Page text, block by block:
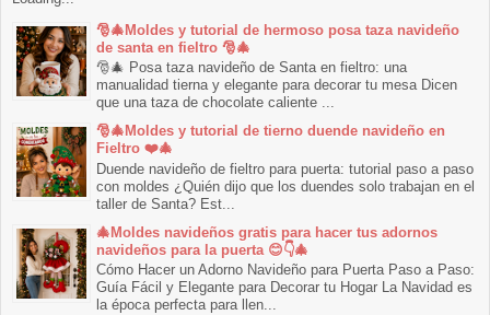
🎅🎄Moldes y tutorial de hermoso posa taza navideño
de santa en fieltro 🎅🎄
🎅🎄 Posa taza navideño de Santa en fieltro: una
manualidad tierna y elegante para decorar tu mesa Dicen
que una taza de chocolate caliente ...
🎅🎄Moldes y tutorial de tierno duende navideño en
Fieltro ❤️🎄
Duende navideño de fieltro para puerta: tutorial paso a paso
con moldes ¿Quién dijo que los duendes solo trabajan en el
taller de Santa? Est...
🎄Moldes navideños gratis para hacer tus adornos
navideños para la puerta 😊👇🎄
Cómo Hacer un Adorno Navideño para Puerta Paso a Paso:
Guía Fácil y Elegante para Decorar tu Hogar La Navidad es
la época perfecta para llen...